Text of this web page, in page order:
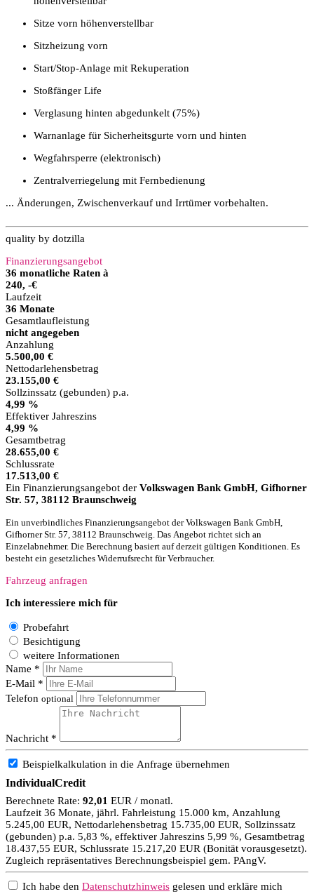
Sitze vorn höhenverstellbar
Sitzheizung vorn
Start/Stop-Anlage mit Rekuperation
Stoßfänger Life
Verglasung hinten abgedunkelt (75%)
Warnanlage für Sicherheitsgurte vorn und hinten
Wegfahrsperre (elektronisch)
Zentralverriegelung mit Fernbedienung
... Änderungen, Zwischenverkauf und Irrtümer vorbehalten.
quality by dotzilla
Finanzierungsangebot
36 monatliche Raten à
240, -€
Laufzeit
36 Monate
Gesamtlaufleistung
nicht angegeben
Anzahlung
5.500,00 €
Nettodarlehensbetrag
23.155,00 €
Sollzinssatz (gebunden) p.a.
4,99 %
Effektiver Jahreszins
4,99 %
Gesamtbetrag
28.655,00 €
Schlussrate
17.513,00 €
Ein Finanzierungsangebot der Volkswagen Bank GmbH, Gifhorner
Str. 57, 38112 Braunschweig
Ein unverbindliches Finanzierungsangebot der Volkswagen Bank GmbH,
Gifhorner Str. 57, 38112 Braunschweig. Das Angebot richtet sich an
Einzelabnehmer. Die Berechnung basiert auf derzeit gültigen Konditionen. Es
besteht ein gesetzliches Widerrufsrecht für Verbraucher.
Fahrzeug anfragen
Ich interessiere mich für
Probefahrt
Besichtigung
weitere Informationen
Name *
E-Mail *
Telefon optional
Nachricht *
Beispielkalkulation in die Anfrage übernehmen
IndividualCredit
Berechnete Rate: 92,01 EUR / monatl.
Laufzeit 36 Monate, jährl. Fahrleistung 15.000 km, Anzahlung
5.245,00 EUR, Nettodarlehensbetrag 15.735,00 EUR, Sollzinssatz
(gebunden) p.a. 5,83 %, effektiver Jahreszins 5,99 %, Gesamtbetrag
18.437,55 EUR, Schlussrate 15.217,20 EUR (Bonität vorausgesetzt).
Zugleich repräsentatives Berechnungsbeispiel gem. PAngV.
Ich habe den Datenschutzhinweis gelesen und erkläre mich